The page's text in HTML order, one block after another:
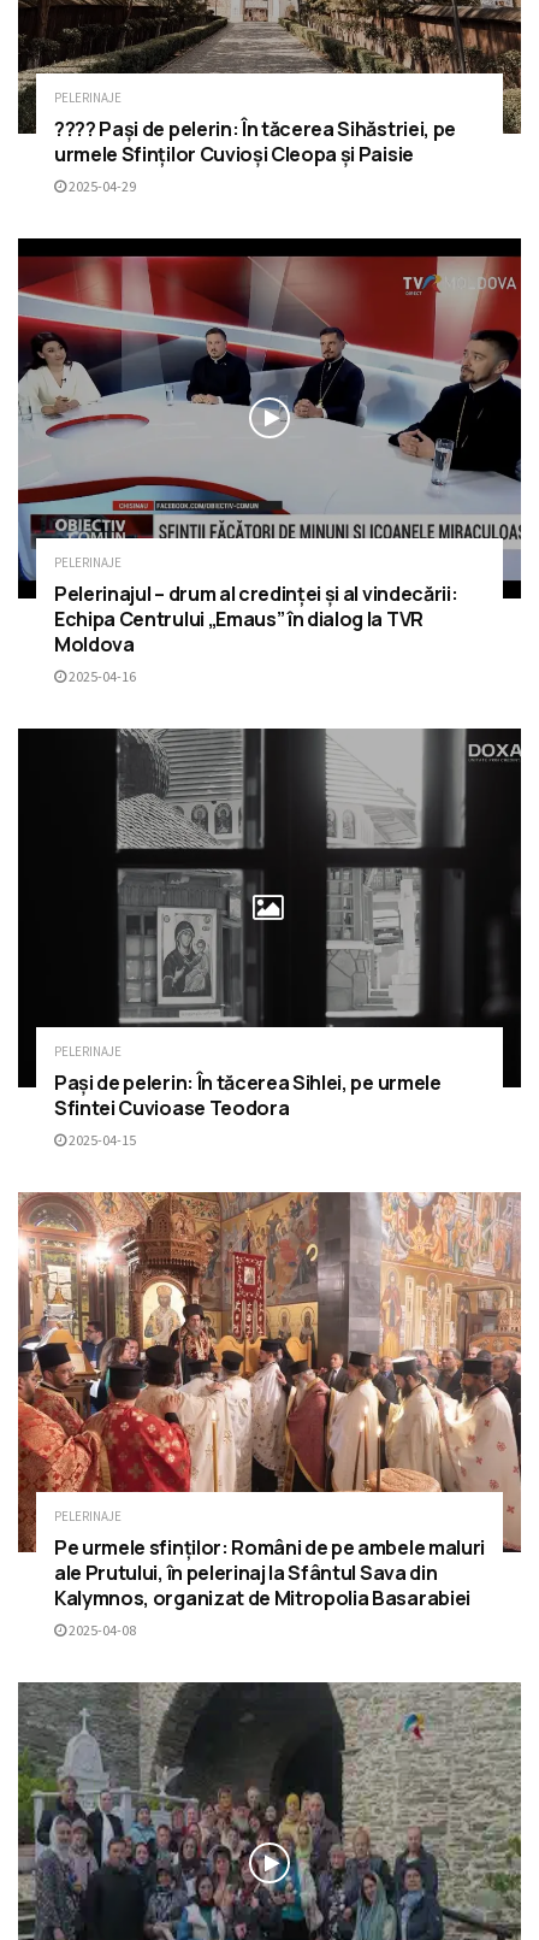
PELERINAJE
???? Pași de pelerin: În tăcerea Sihăstriei, pe
urmele Sfinților Cuvioși Cleopa și Paisie
2025-04-29
PELERINAJE
Pelerinajul – drum al credinței și al vindecării:
Echipa Centrului „Emaus” în dialog la TVR
Moldova
2025-04-16
PELERINAJE
Pași de pelerin: În tăcerea Sihlei, pe urmele
Sfintei Cuvioase Teodora
2025-04-15
PELERINAJE
Pe urmele sfinților: Români de pe ambele maluri
ale Prutului, în pelerinaj la Sfântul Sava din
Kalymnos, organizat de Mitropolia Basarabiei
2025-04-08